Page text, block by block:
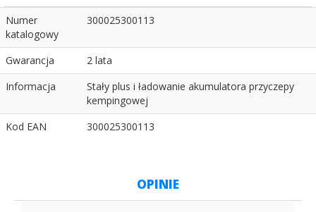
Numer
katalogowy
300025300113
Gwarancja
2 lata
Informacja
Stały plus i ładowanie akumulatora przyczepy
kempingowej
Kod EAN
300025300113
OPINIE